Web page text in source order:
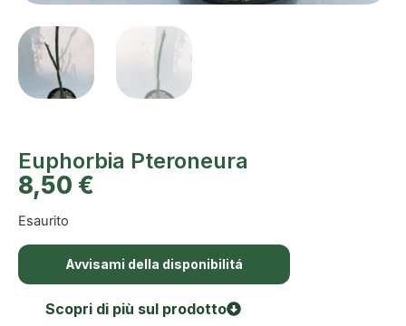
Euphorbia Pteroneura
8,50 €
Esaurito
Avvisami della disponibilitá
Scopri di più sul prodotto